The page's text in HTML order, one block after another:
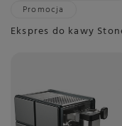
Promocja
Ekspres do kawy